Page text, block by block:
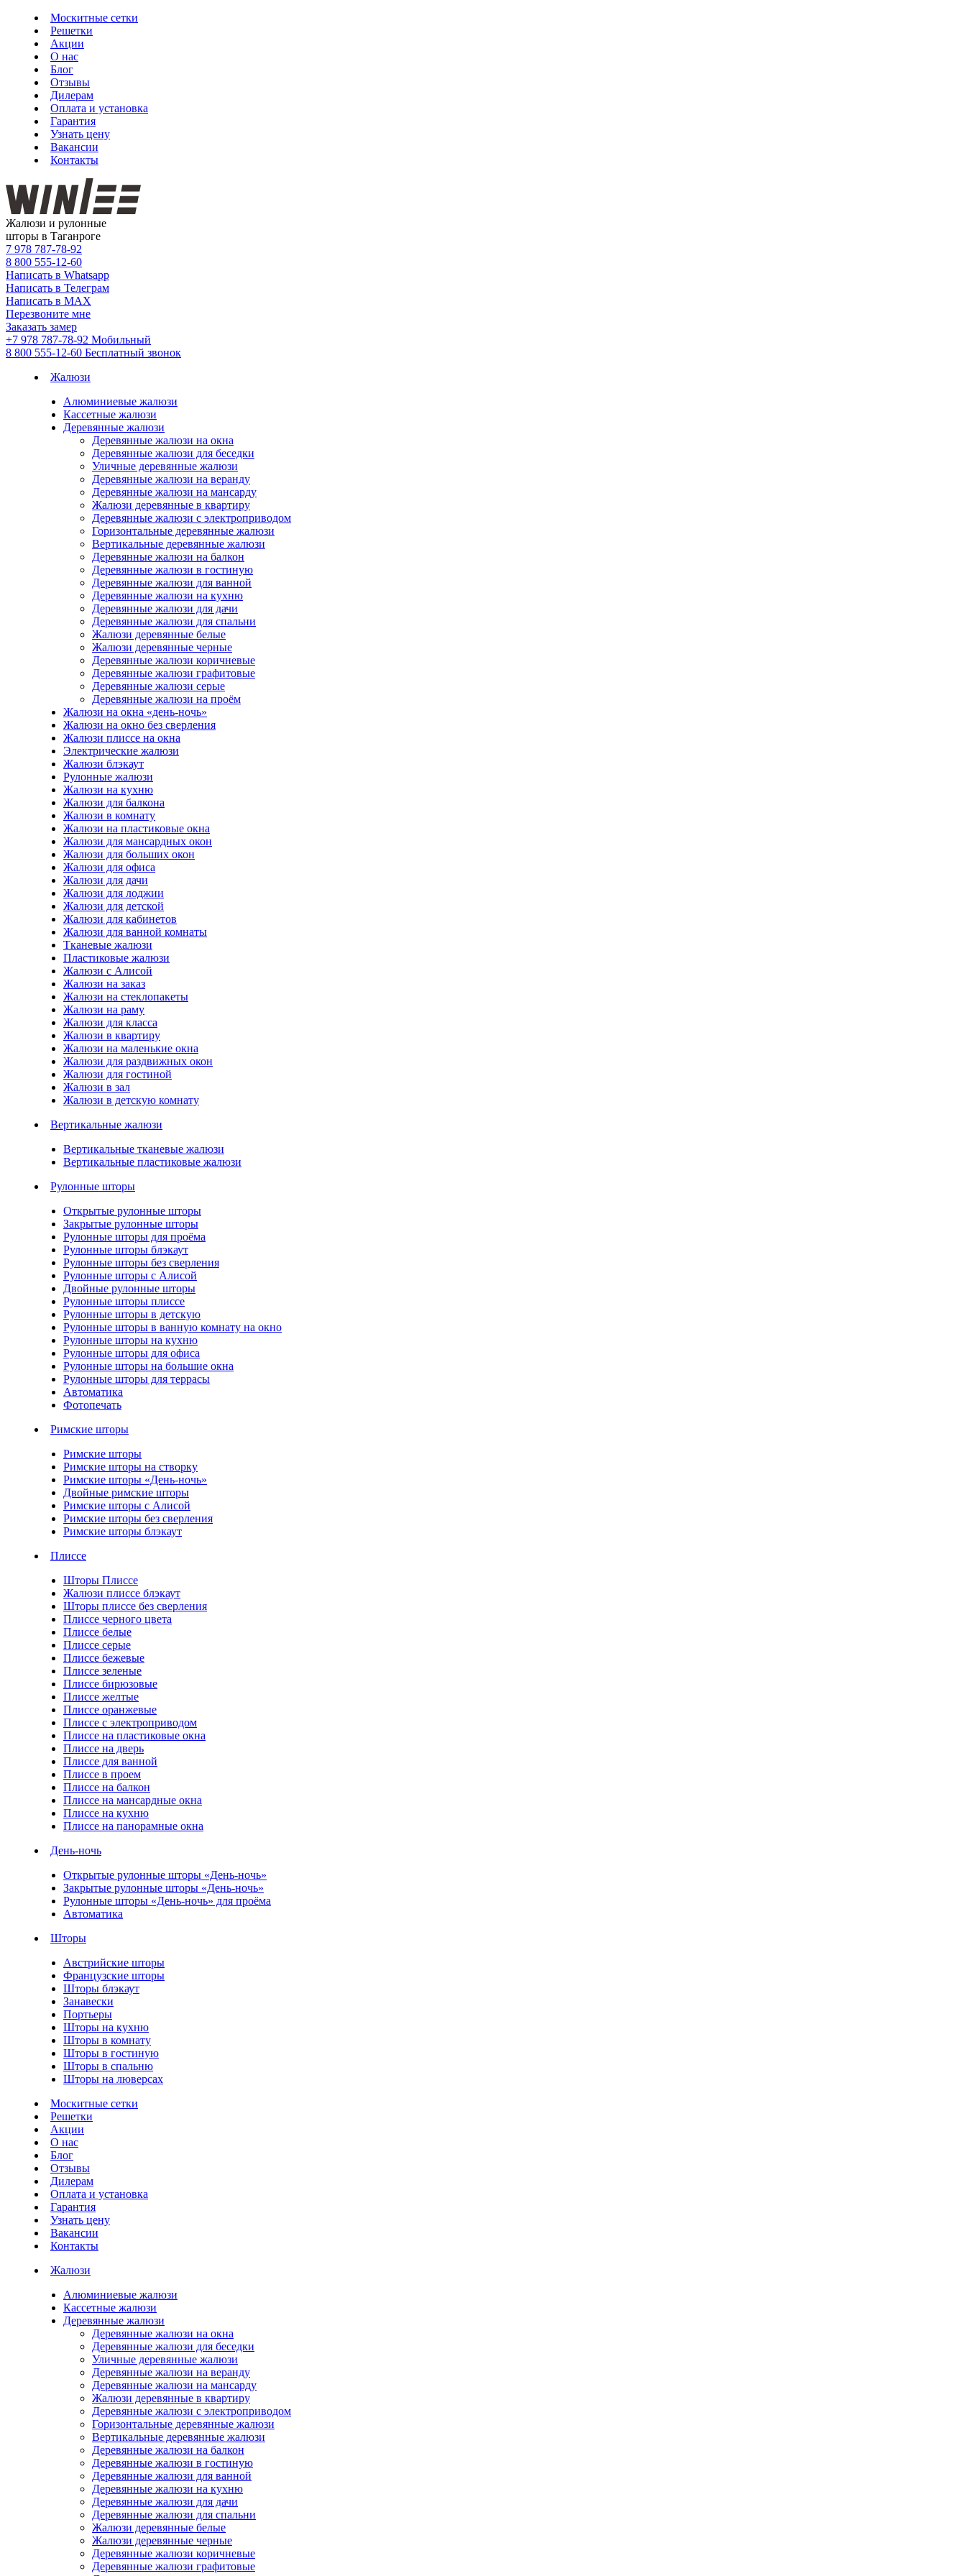
Москитные сетки
Решетки
Акции
О нас
Блог
Отзывы
Дилерам
Оплата и установка
Гарантия
Узнать цену
Вакансии
Контакты
Жалюзи и рулонные
шторы в Таганроге
7 978 787-78-92
8 800 555-12-60
Написать в Whatsapp
Написать в Телеграм
Написать в MAX
Перезвоните мне
Заказать замер
+7 978 787-78-92 Мобильный
8 800 555-12-60 Бесплатный звонок
Жалюзи
Алюминиевые жалюзи
Кассетные жалюзи
Деревянные жалюзи
Деревянные жалюзи на окна
Деревянные жалюзи для беседки
Уличные деревянные жалюзи
Деревянные жалюзи на веранду
Деревянные жалюзи на мансарду
Жалюзи деревянные в квартиру
Деревянные жалюзи с электроприводом
Горизонтальные деревянные жалюзи
Вертикальные деревянные жалюзи
Деревянные жалюзи на балкон
Деревянные жалюзи в гостиную
Деревянные жалюзи для ванной
Деревянные жалюзи на кухню
Деревянные жалюзи для дачи
Деревянные жалюзи для спальни
Жалюзи деревянные белые
Жалюзи деревянные черные
Деревянные жалюзи коричневые
Деревянные жалюзи графитовые
Деревянные жалюзи серые
Деревянные жалюзи на проём
Жалюзи на окна «день-ночь»
Жалюзи на окно без сверления
Жалюзи плиссе на окна
Электрические жалюзи
Жалюзи блэкаут
Рулонные жалюзи
Жалюзи на кухню
Жалюзи для балкона
Жалюзи в комнату
Жалюзи на пластиковые окна
Жалюзи для мансардных окон
Жалюзи для больших окон
Жалюзи для офиса
Жалюзи для дачи
Жалюзи для лоджии
Жалюзи для детской
Жалюзи для кабинетов
Жалюзи для ванной комнаты
Тканевые жалюзи
Пластиковые жалюзи
Жалюзи с Алисой
Жалюзи на заказ
Жалюзи на стеклопакеты
Жалюзи на раму
Жалюзи для класса
Жалюзи в квартиру
Жалюзи на маленькие окна
Жалюзи для раздвижных окон
Жалюзи для гостиной
Жалюзи в зал
Жалюзи в детскую комнату
Вертикальные жалюзи
Вертикальные тканевые жалюзи
Вертикальные пластиковые жалюзи
Рулонные шторы
Открытые рулонные шторы
Закрытые рулонные шторы
Рулонные шторы для проёма
Рулонные шторы блэкаут
Рулонные шторы без сверления
Рулонные шторы с Алисой
Двойные рулонные шторы
Рулонные шторы плиссе
Рулонные шторы в детскую
Рулонные шторы в ванную комнату на окно
Рулонные шторы на кухню
Рулонные шторы для офиса
Рулонные шторы на большие окна
Рулонные шторы для террасы
Автоматика
Фотопечать
Римские шторы
Римские шторы
Римские шторы на створку
Римские шторы «День-ночь»
Двойные римские шторы
Римские шторы с Алисой
Римские шторы без сверления
Римские шторы блэкаут
Плиссе
Шторы Плиссе
Жалюзи плиссе блэкаут
Шторы плиссе без сверления
Плиссе черного цвета
Плиссе белые
Плиссе серые
Плиссе бежевые
Плиссе зеленые
Плиссе бирюзовые
Плиссе желтые
Плиссе оранжевые
Плиссе с электроприводом
Плиссе на пластиковые окна
Плиссе на дверь
Плиссе для ванной
Плиссе в проем
Плиссе на балкон
Плиссе на мансардные окна
Плиссе на кухню
Плиссе на панорамные окна
День-ночь
Открытые рулонные шторы «День-ночь»
Закрытые рулонные шторы «День-ночь»
Рулонные шторы «День-ночь» для проёма
Автоматика
Шторы
Австрийские шторы
Французские шторы
Шторы блэкаут
Занавески
Портьеры
Шторы на кухню
Шторы в комнату
Шторы в гостиную
Шторы в спальню
Шторы на люверсах
Москитные сетки
Решетки
Акции
О нас
Блог
Отзывы
Дилерам
Оплата и установка
Гарантия
Узнать цену
Вакансии
Контакты
Жалюзи
Алюминиевые жалюзи
Кассетные жалюзи
Деревянные жалюзи
Деревянные жалюзи на окна
Деревянные жалюзи для беседки
Уличные деревянные жалюзи
Деревянные жалюзи на веранду
Деревянные жалюзи на мансарду
Жалюзи деревянные в квартиру
Деревянные жалюзи с электроприводом
Горизонтальные деревянные жалюзи
Вертикальные деревянные жалюзи
Деревянные жалюзи на балкон
Деревянные жалюзи в гостиную
Деревянные жалюзи для ванной
Деревянные жалюзи на кухню
Деревянные жалюзи для дачи
Деревянные жалюзи для спальни
Жалюзи деревянные белые
Жалюзи деревянные черные
Деревянные жалюзи коричневые
Деревянные жалюзи графитовые